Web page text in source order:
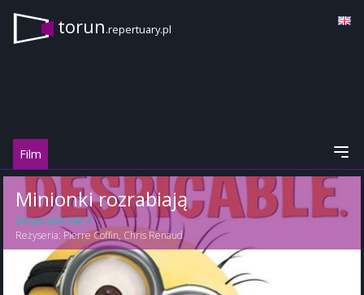
torun.repertuary.pl
Film
Minionki rozrabiają
Despicable Me 2
Reżyseria: Pierre Coffin, Chris Renaud